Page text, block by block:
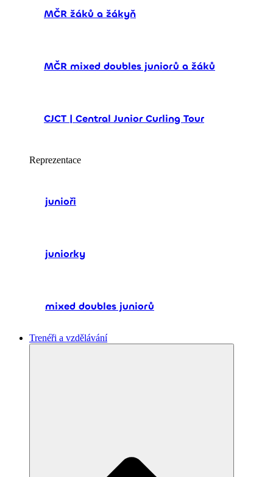
MČR žáků a žákyň
MČR mixed doubles juniorů a žáků
CJCT | Central Junior Curling Tour
Reprezentace
junioři
juniorky
mixed doubles juniorů
Trenéři a vzdělávání